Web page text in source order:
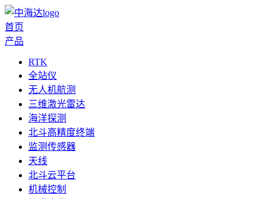
首页
产品
RTK
全站仪
无人机航测
三维激光雷达
海洋探测
北斗高精度终端
监测传感器
天线
北斗云平台
机械控制